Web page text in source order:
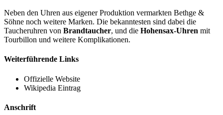
Neben den Uhren aus eigener Produktion vermarkten Bethge &
Söhne noch weitere Marken. Die bekanntesten sind dabei die
Taucheruhren von Brandtaucher, und die Hohensax-Uhren mit
Tourbillon und weitere Komplikationen.
Weiterführende Links
Offizielle Website
Wikipedia Eintrag
Anschrift